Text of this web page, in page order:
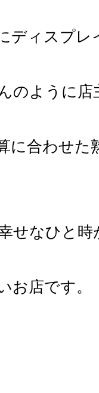
ディスプ
のように
に合わせた
せなひと
お店です。